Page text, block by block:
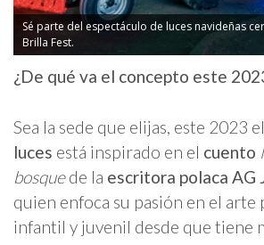
Sé parte del espectáculo de luces navideñas
Brilla Fest.
¿De qué va el concepto este
Sea la sede que elijas, este 2023 el
luces está inspirado en el cuento
bosquede la escritora polaca AG
quien enfoca su pasión en el
infantil y juvenil desde que tiene